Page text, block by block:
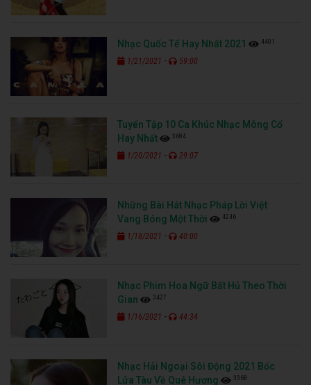
Nhạc Quốc Tế Hay Nhất 2021 4401
1/21/2021 - 59:00
Tuyển Tập 10 Ca Khúc Nhạc Mông Cổ
Hay Nhất
3684
1/20/2021 - 29:07
Những Bài Hát Nhạc Pháp Lời Việt
Vang Bóng Một Thời
4246
1/18/2021 - 40:00
Nhạc Phim Hoa Ngữ Bất Hủ Theo Thời
Gian
3427
1/16/2021 - 44:34
Nhạc Hải Ngoại Sôi Động 2021 Bốc
Lửa Tàu Về Quê Hương
3368